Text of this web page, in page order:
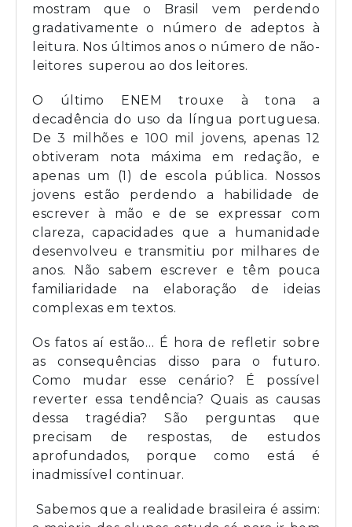
mostram que o Brasil vem perdendo
gradativamente o número de adeptos à
leitura. Nos últimos anos o número de não-
leitores superou ao dos leitores.
O último ENEM trouxe à tona a
decadência do uso da língua portuguesa.
De 3 milhões e 100 mil jovens, apenas 12
obtiveram nota máxima em redação, e
apenas um (1) de escola pública. Nossos
jovens estão perdendo a habilidade de
escrever à mão e de se expressar com
clareza, capacidades que a humanidade
desenvolveu e transmitiu por milhares de
anos. Não sabem escrever e têm pouca
familiaridade na elaboração de ideias
complexas em textos.
Os fatos aí estão… É hora de refletir sobre
as consequências disso para o futuro.
Como mudar esse cenário? É possível
reverter essa tendência? Quais as causas
dessa tragédia? São perguntas que
precisam de respostas, de estudos
aprofundados, porque como está é
inadmissível continuar.
Sabemos que a realidade brasileira é assim: